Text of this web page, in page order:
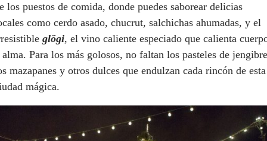
los puestos de comida, donde puedes saborear delicias
como cerdo asado, chucrut, salchichas ahumadas, y el
glögi, el vino caliente especiado que calienta
Para los más golosos, no faltan los pasteles de
mazapanes y otros dulces que endulzan cada rincón de esta
mágica.